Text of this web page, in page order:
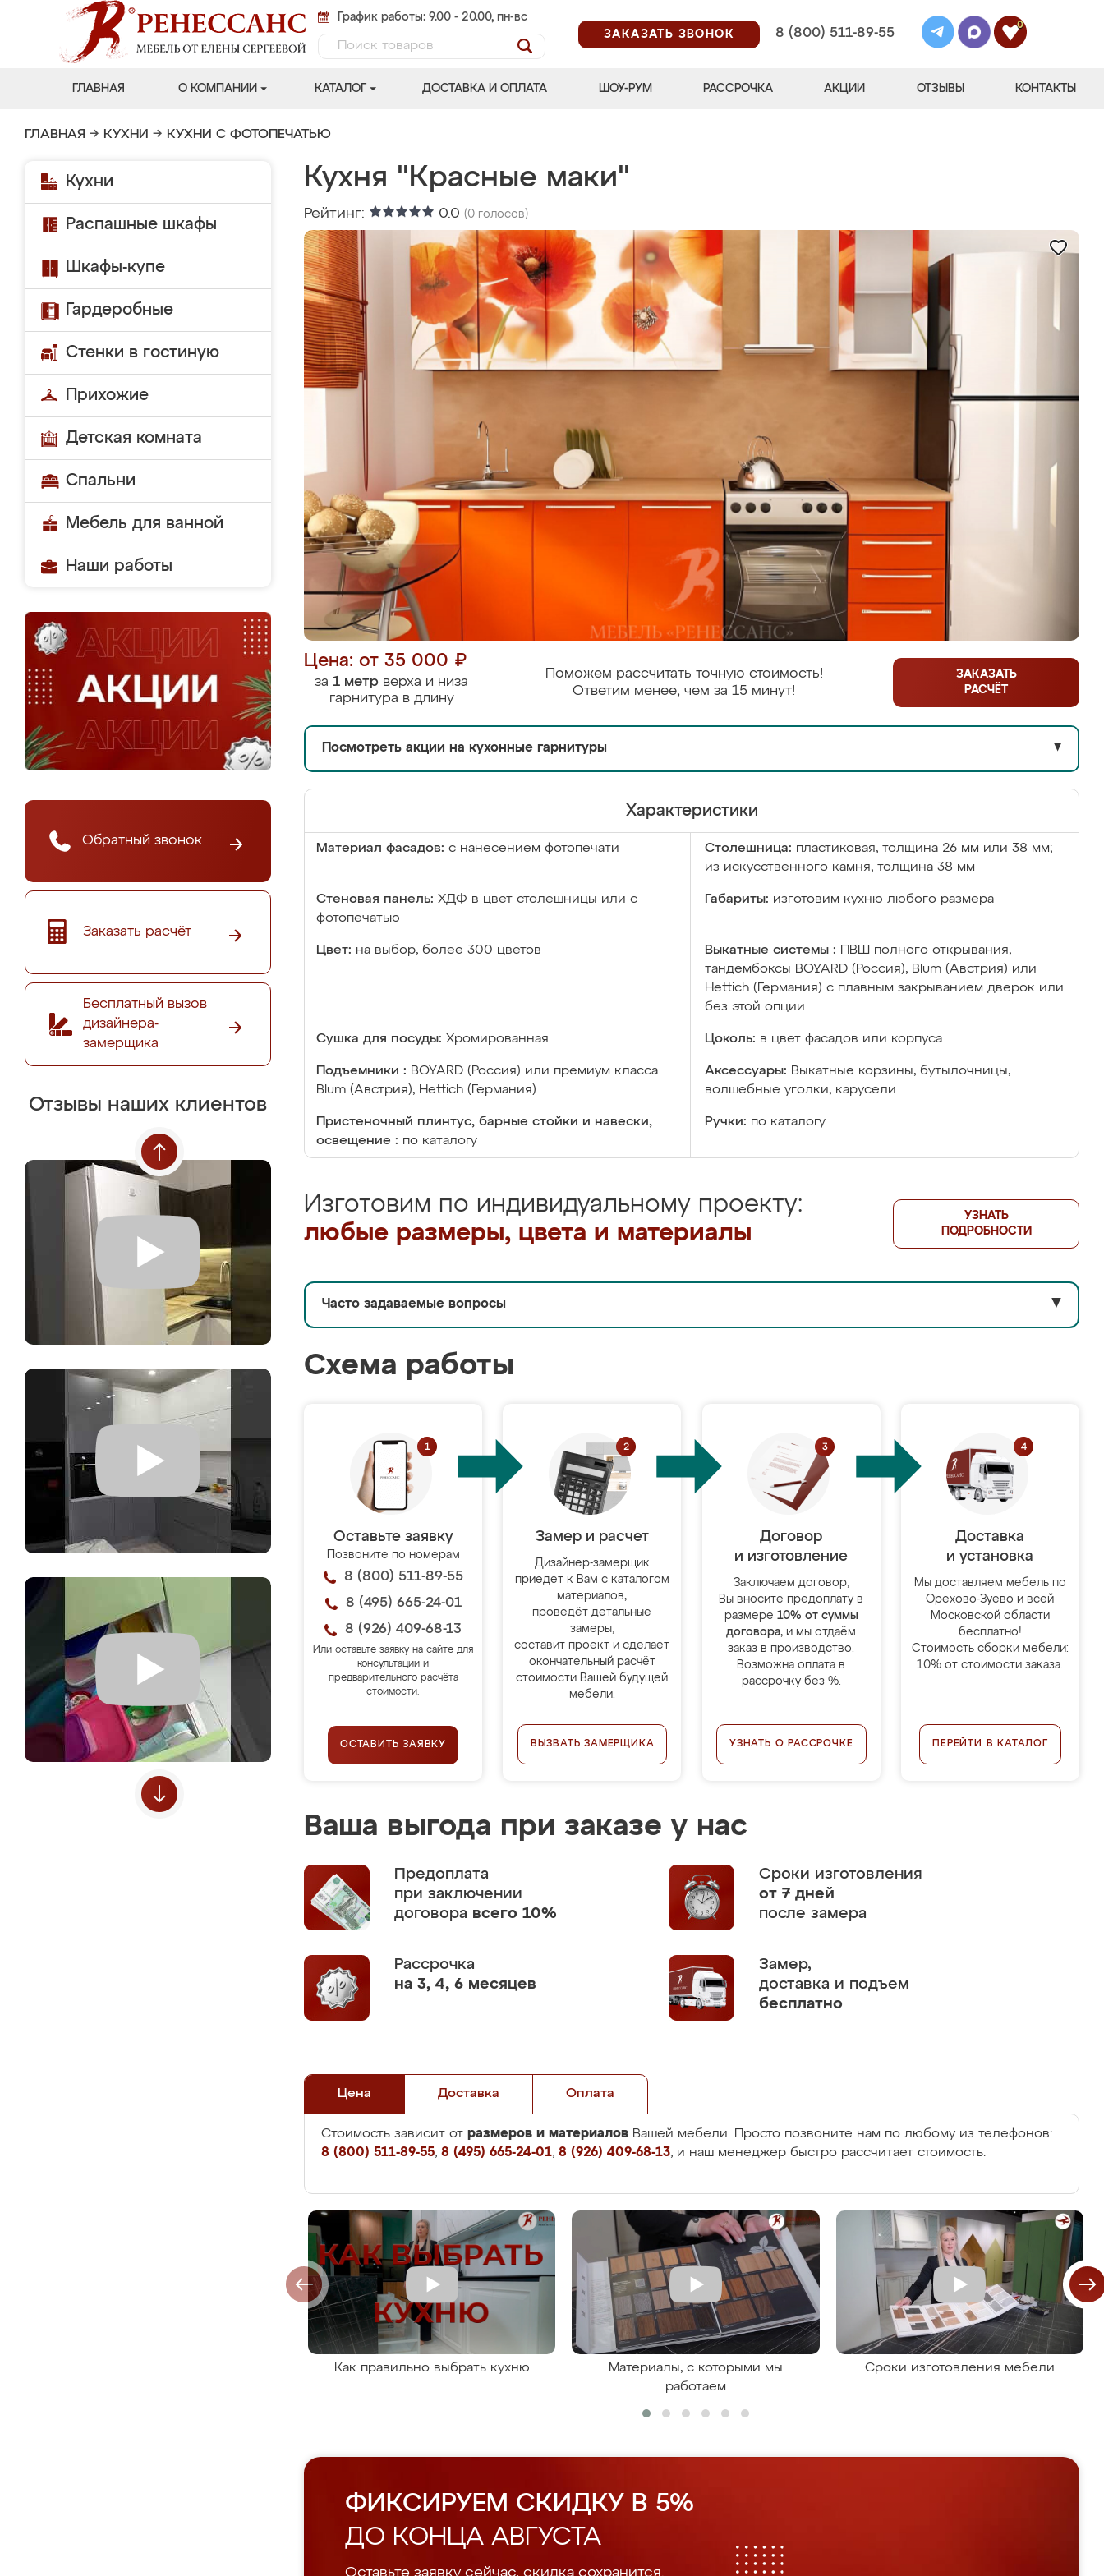
График работы: 9.00 - 20.00, пн-вс
ЗАКАЗАТЬ ЗВОНОК
8 (800) 511-89-55
0
ГЛАВНАЯ О КОМПАНИИ КАТАЛОГ ДОСТАВКА И ОПЛАТА ШОУ-РУМ РАССРОЧКА АКЦИИ ОТЗЫВЫ КОНТАКТЫ
ГЛАВНАЯ → КУХНИ → КУХНИ С ФОТОПЕЧАТЬЮ
Кухни
Распашные шкафы
Шкафы-купе
Гардеробные
Стенки в гостиную
Прихожие
Детская комната
Спальни
Мебель для ванной
Наши работы
Обратный звонок
Заказать расчёт
Бесплатный вызов
дизайнера-
замерщика
Отзывы наших клиентов
Кухня "Красные маки"
Рейтинг: 0.0 (0 голосов)
Цена: от 35 000 ₽
за 1 метр верха и низа
гарнитура в длину
Поможем рассчитать точную стоимость!
Ответим менее, чем за 15 минут!
ЗАКАЗАТЬ
РАСЧЁТ
Посмотреть акции на кухонные гарнитуры ▼
Характеристики
Материал фасадов: с нанесением фотопечати Столешница: пластиковая, толщина 26 мм или 38 мм;
из искусственного камня, толщина 38 мм
Стеновая панель: ХДФ в цвет столешницы или с
фотопечатью
Габариты: изготовим кухню любого размера
Цвет: на выбор, более 300 цветов Выкатные системы :
ПВШ полного открывания,
тандембоксы BOYARD (Россия), Blum (Австрия) или
Hettich (Германия) с плавным закрыванием дверок или
без этой опции
Сушка для посуды: Хромированная Цоколь: в цвет фасадов или корпуса
Подъемники : BOYARD (Россия) или премиум класса
Blum (Австрия), Hettich (Германия)
Аксессуары: Выкатные корзины, бутылочницы,
волшебные уголки, карусели
Пристеночный плинтус, барные стойки и навески,
освещение : по каталогу
Ручки: по каталогу
Изготовим по индивидуальному проекту:
любые размеры, цвета и материалы
УЗНАТЬ
ПОДРОБНОСТИ
Часто задаваемые вопросы ▼
Схема работы
Оставьте заявку
Позвоните по номерам
8 (800) 511-89-55
8 (495) 665-24-01
8 (926) 409-68-13
Или оставьте заявку на сайте для
консультации и
предварительного расчёта
стоимости.
ОСТАВИТЬ ЗАЯВКУ
Замер и расчет
Дизайнер-замерщик
приедет к Вам с каталогом
материалов,
проведёт детальные
замеры,
составит проект и сделает
окончательный расчёт
стоимости Вашей будущей
мебели.
ВЫЗВАТЬ ЗАМЕРЩИКА
Договор
и изготовление
Заключаем договор,
Вы вносите предоплату в
размере 10% от суммы
договора, и мы отдаём
заказ в производство.
Возможна оплата в
рассрочку без %.
УЗНАТЬ О РАССРОЧКЕ
Доставка
и установка
Мы доставляем мебель по
Орехово-Зуево и всей
Московской области
бесплатно!
Стоимость сборки мебели:
10% от стоимости заказа.
ПЕРЕЙТИ В КАТАЛОГ
Ваша выгода при заказе у нас
Предоплата
при заключении
договора всего 10%
Сроки изготовления
от 7 дней
после замера
Рассрочка
на 3, 4, 6 месяцев
Замер,
доставка и подъем
бесплатно
Цена Доставка Оплата
Стоимость зависит от размеров и материалов Вашей мебели. Просто позвоните нам по любому из телефонов:
8 (800) 511-89-55, 8 (495) 665-24-01, 8 (926) 409-68-13, и наш менеджер быстро рассчитает стоимость.
Как правильно выбрать кухню
Материалы, с которыми мы
работаем
Сроки изготовления мебели
ФИКСИРУЕМ СКИДКУ В 5%
ДО КОНЦА АВГУСТА
Оставьте заявку сейчас, скидка сохранится.